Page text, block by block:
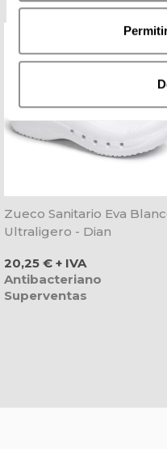
Zueco Sanitario Eva
Ultraligero - Dian
Precio
20,25 € + IVA
Antibacteriano
Superventas